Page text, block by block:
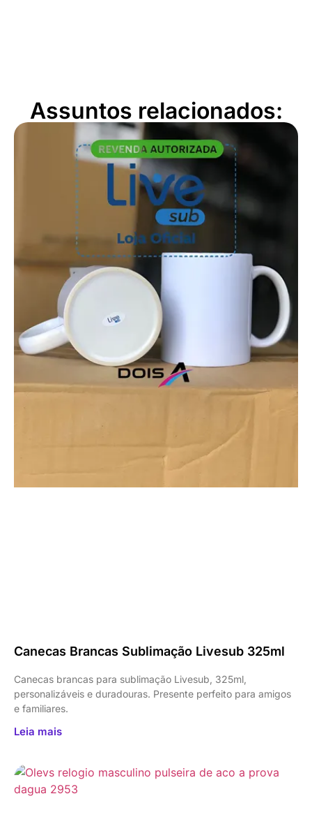
Assuntos relacionados:
Canecas Brancas Sublimação Livesub 325ml
Canecas brancas para sublimação Livesub, 325ml,
personalizáveis e duradouras. Presente perfeito para amigos
e familiares.
Leia mais